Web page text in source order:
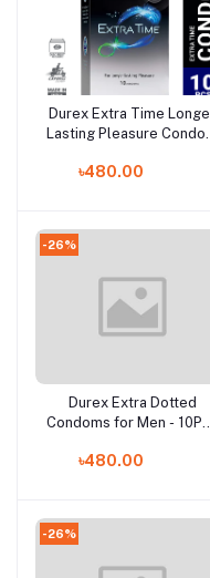
Add to cart
Durex Extra Time
Lasting Pleasure Condom
৳480.00
-26%
Add to cart
Durex Extra Dotted
Condoms for Men - 10Pcs
৳480.00
-26%